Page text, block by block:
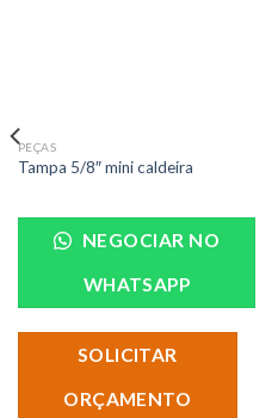
PEÇAS
Tampa 5/8″ mini caldeira
NEGOCIAR NO
WHATSAPP
SOLICITAR
ORÇAMENTO